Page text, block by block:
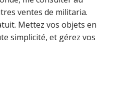
ventes de militaria.
Mettez vos objets en
simplicité, et gérez vos